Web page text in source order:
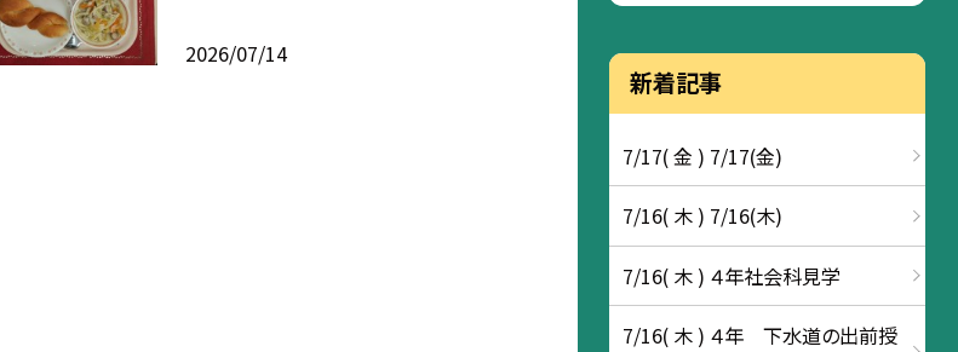
2026/07/14
新着記事
7/17( 金 ) 7/17(金)
7/16( 木 ) 7/16(木)
7/16( 木 ) ４年社会科見学
7/16( 木 ) ４年 下水道の出前授